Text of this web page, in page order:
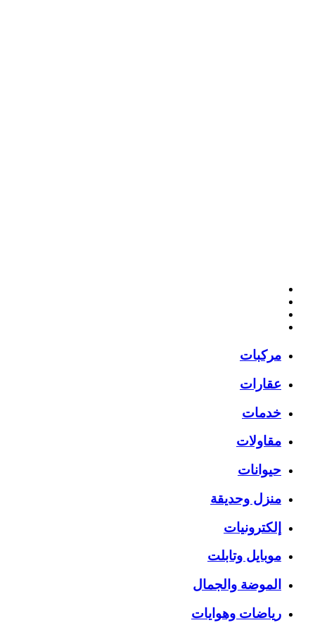
مركبات
عقارات
خدمات
مقاولات
حيوانات
منزل وحديقة
إلكترونيات
موبايل وتابلت
الموضة والجمال
رياضات وهوايات